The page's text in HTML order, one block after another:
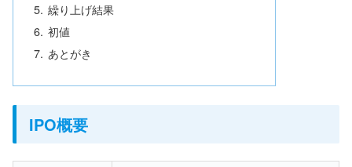
繰り上げ結果
初値
あとがき
IPO概要